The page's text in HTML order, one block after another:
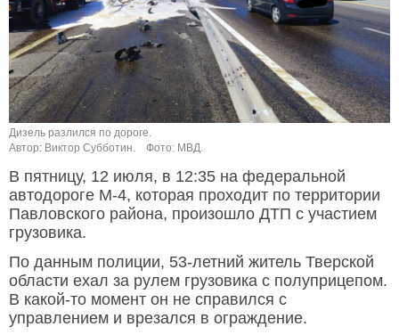
Дизель разлился по дороге.
Автор: Виктор Субботин.
Фото: МВД.
В пятницу, 12 июля, в 12:35 на федеральной
автодороге М-4, которая проходит по территории
Павловского района, произошло ДТП с участием
грузовика.
По данным полиции, 53-летний житель Тверской
области ехал за рулем грузовика с полуприцепом.
В какой-то момент он не справился с
управлением и врезался в ограждение.